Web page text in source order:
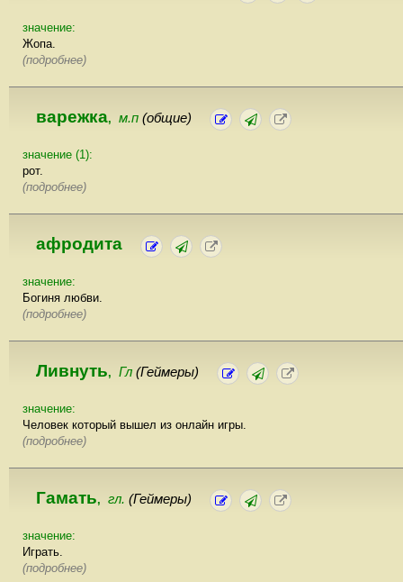
значение:
Жопа.
(подробнее)
варежка, м.п (общие)
значение (1):
рот.
(подробнее)
афродита
значение:
Богиня любви.
(подробнее)
Ливнуть, Гл (Геймеры)
значение:
Человек который вышел из онлайн игры.
(подробнее)
Гамать, гл. (Геймеры)
значение:
Играть.
(подробнее)